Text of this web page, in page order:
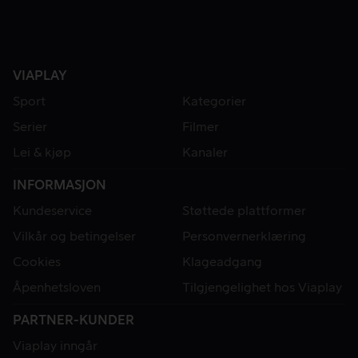
VIAPLAY
Sport
Kategorier
Serier
Filmer
Lei & kjøp
Kanaler
INFORMASJON
Kundeservice
Støttede plattformer
Vilkår og betingelser
Personvernerklæring
Cookies
Klageadgang
Åpenhetsloven
Tilgjengelighet hos Viaplay
PARTNER-KUNDER
Viaplay inngår